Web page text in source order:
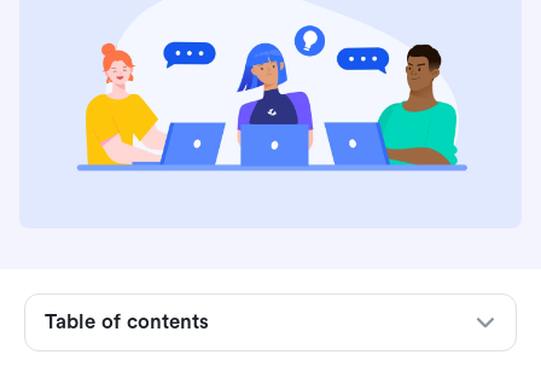
Table of contents
ang mga kulang nito